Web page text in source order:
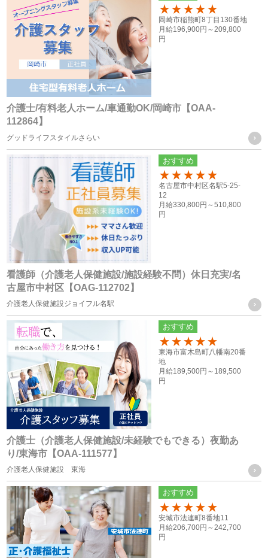
者が法令の定める事務を遂行することに対して協力する必要
がある場合であって、ご本人様の同意を得ることによって当
該事務の遂行に支障を及ぼすおそれがある場合
（６） 業務を円滑に遂行するため、利用目的の達成に必要な
範囲内で個人情報の取扱いの全部又は一部を委託する場合
個人情報の共同利用
当社は、お客様から取得した個人情報を、下記に記載したグ
ループ会社間で共同利用をする場合があります。
共同利用するものの範囲
・株式会社F.T.S
・株式会社フォーテック.プロ
共同利用する個人情報の項目及び利用目的
従業員員や登録スタッフの方の個人情報
・人事労務管理に関わる諸手続き（年金、労働保険等）を行
う際に、当社グループ各社の人事担当者がその目的の限りに
おいて使用するため
・ご家族等の氏名、住所、電話番号は、法令に基づく各種手
続きの他、本人に万一のことがあった際の緊急連絡先として
の使用の為
・当社グループ各社間における人員配置を検討する際の資料
とするため
応募者の方の個人情報
・採用活動における各種の告知や連絡（電話、メール、郵
送、ファックス送信等）のため
・採用応募者への当社グループ各社の事業やその職務等に関
する各種情報を提供するため
・採用応募者の管理及び本人確認を行うため
介護士/有料老人ホーム/車通勤OK/岡崎市【OAA-
112864】
グッドライフスタイルさらい
100
岡崎市稲熊町8丁目130番地
月給196,900円～209,800
円
看護師（介護老人保健施設/施設経験不問）休日充実/名
古屋市中村区【OAG-112702】
介護老人保健施設ジョイフル名駅
おすすめ
100
名古屋市中村区名駅5-25-
12
月給330,800円～510,800
円
介護士（介護老人保健施設/未経験でもできる）夜勤あ
り/東海市【OAA-111577】
介護老人保健施設 東海
おすすめ
100
東海市富木島町八幡南20番
地
月給189,500円～ 189,500
円
おすすめ
100
安城市法連町8番地11
月給206,700円～ 242,700
円